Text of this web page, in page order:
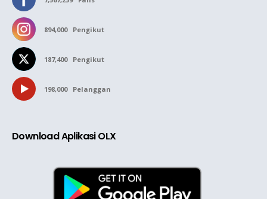
894,000 Pengikut
187,400 Pengikut
198,000 Pelanggan
Download Aplikasi OLX